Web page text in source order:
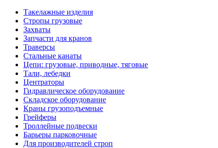
Такелажные изделия
Стропы грузовые
Захваты
Запчасти для кранов
Траверсы
Стальные канаты
Цепи: грузовые, приводные, тяговые
Тали, лебедки
Центраторы
Гидравлическое оборудование
Складское оборудование
Краны грузоподъемные
Грейферы
Троллейные подвески
Барьеры парковочные
Для производителей строп